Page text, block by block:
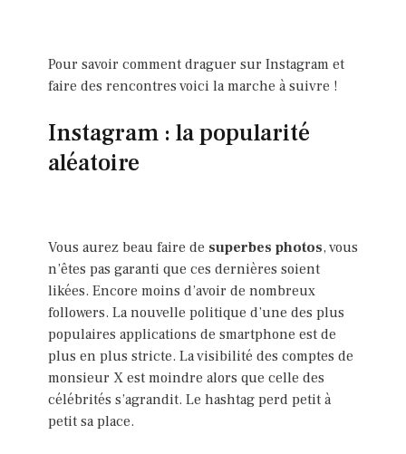
Pour savoir comment draguer sur Instagram et
faire des rencontres voici la marche à suivre !
Instagram : la popularité
aléatoire
Vous aurez beau faire de superbes photos, vous
n’êtes pas garanti que ces dernières soient
likées. Encore moins d’avoir de nombreux
followers. La nouvelle politique d’une des plus
populaires applications de smartphone est de
plus en plus stricte. La visibilité des comptes de
monsieur X est moindre alors que celle des
célébrités s’agrandit. Le hashtag perd petit à
petit sa place.